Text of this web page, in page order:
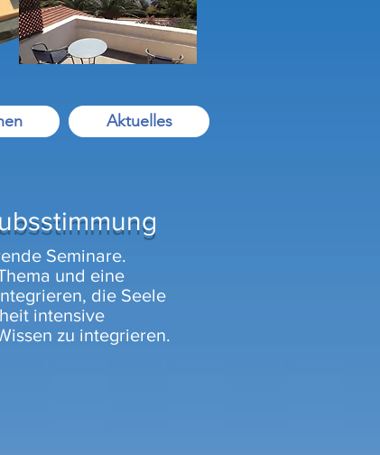
Aktuelles
Seminare.
und eine
die Seele
intensive
zu integrieren.­